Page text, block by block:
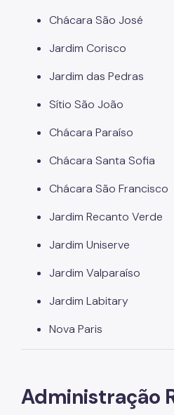
Chácara São José
Jardim Corisco
Jardim das Pedras
Sítio São João
Chácara Paraíso
Chácara Santa Sofia
Chácara São Francisco
Jardim Recanto Verde
Jardim Uniserve
Jardim Valparaíso
Jardim Labitary
Nova Paris
Administração